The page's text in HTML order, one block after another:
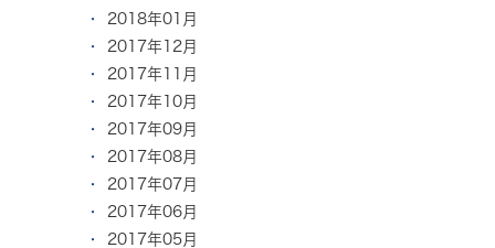
2018年01月
2017年12月
2017年11月
2017年10月
2017年09月
2017年08月
2017年07月
2017年06月
2017年05月